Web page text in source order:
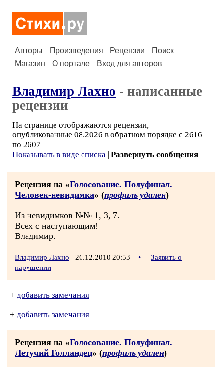
Авторы Произведения Рецензии
Поиск
Магазин
О портале Вход для авторов
Владимир Лахно - написанные
рецензии
На странице отображаются рецензии,
опубликованные 08.2026 в обратном порядке с 2616
по 2607
Показывать в виде списка | Развернуть сообщения
Рецензия на «Голосование. Полуфинал.
Человек-невидимка» (профиль удален)
Из невидимков №№ 1, 3, 7.
Всех с наступающим!
Владимир.
Владимир Лахно 26.12.2010 20:53 •
Заявить о
нарушении
+ добавить замечания
+ добавить замечания
Рецензия на «Голосование. Полуфинал.
Летучий Голландец» (профиль удален)